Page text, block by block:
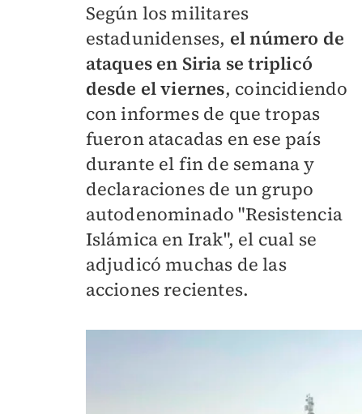
Según los militares
estadunidenses, el número de
ataques en Siria se triplicó
desde el viernes, coincidiendo
con informes de que tropas
fueron atacadas en ese país
durante el fin de semana y
declaraciones de un grupo
autodenominado "Resistencia
Islámica en Irak", el cual se
adjudicó muchas de las
acciones recientes.